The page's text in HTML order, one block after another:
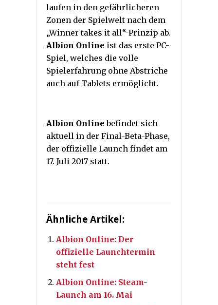
laufen in den gefährlicheren
Zonen der Spielwelt nach dem
„Winner takes it all“-Prinzip ab.
Albion Online ist das erste PC-
Spiel, welches die volle
Spielerfahrung ohne Abstriche
auch auf Tablets ermöglicht.
Albion Online befindet sich
aktuell in der Final-Beta-Phase,
der offizielle Launch findet am
17. Juli 2017 statt.
Ähnliche Artikel:
Albion Online: Der
offizielle Launchtermin
steht fest
Albion Online: Steam-
Launch am 16. Mai